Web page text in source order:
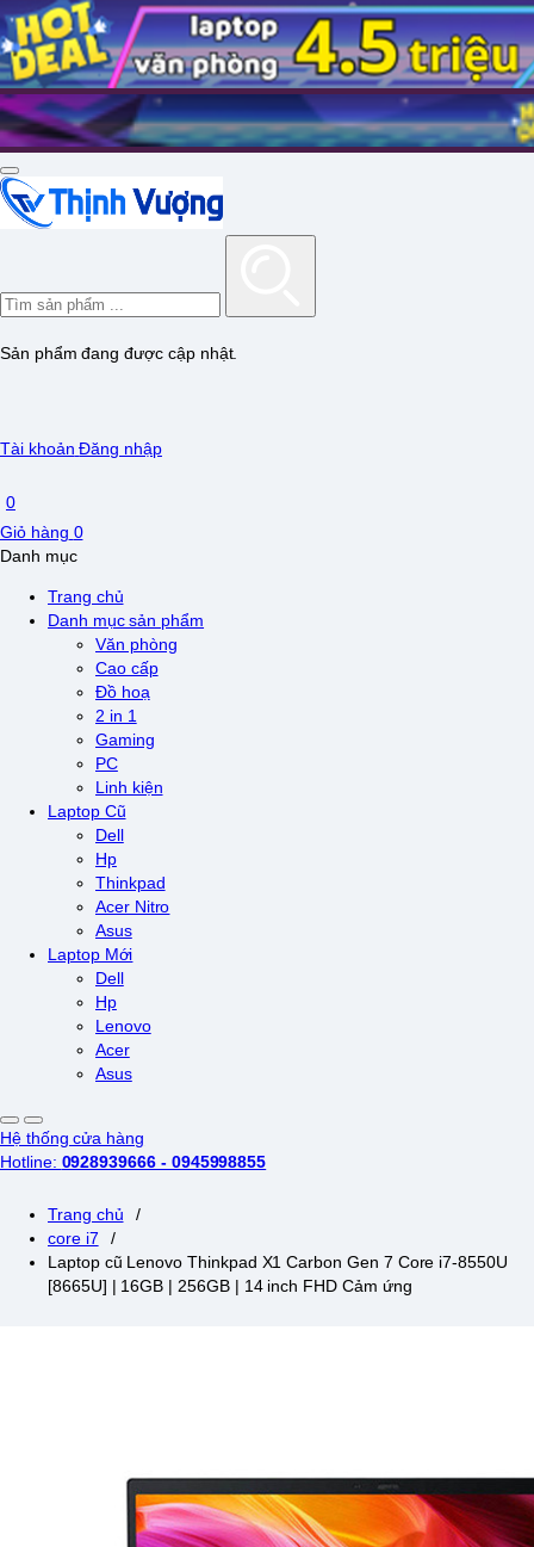
Sản phẩm đang được cập nhật.
Tài khoản Đăng nhập
0
Giỏ hàng 0
Danh mục
Trang chủ
Danh mục sản phẩm
Văn phòng
Cao cấp
Đồ hoạ
2 in 1
Gaming
PC
Linh kiện
Laptop Cũ
Dell
Hp
Thinkpad
Acer Nitro
Asus
Laptop Mới
Dell
Hp
Lenovo
Acer
Asus
Hệ thống cửa hàng
Hotline: 0928939666 - 0945998855
Trang chủ
/
core i7
/
Laptop cũ Lenovo Thinkpad X1 Carbon Gen 7 Core i7-8550U
[8665U] | 16GB | 256GB | 14 inch FHD Cảm ứng